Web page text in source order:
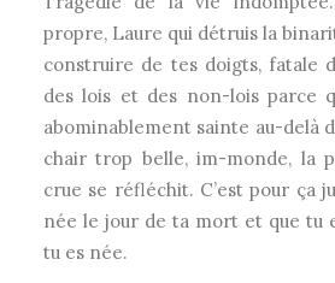
propre, Laure qui détruis la
construire de tes doigts, fatale
des lois et des non-lois parce
abominablement sainte au-delà
chair trop belle, im-monde, la
crue se réfléchit. C’est pour ça
née le jour de ta mort et que tu
tu es née.